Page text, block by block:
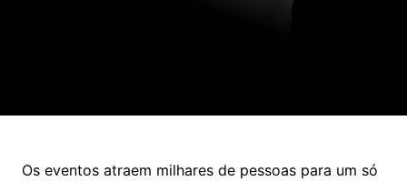
Os eventos atraem milhares de pessoas para um só